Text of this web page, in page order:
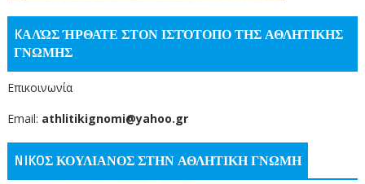
KΑΛΏΣ ΉΡΘΑΤΕ ΣΤΟΝ ΙΣΤΌΤΟΠΟ ΤΗΣ ΑΘΛΗΤΙΚΗΣ
ΓΝΩΜΗΣ
Επικοινωνία
Email: athlitikignomi@yahoo.gr
NIKOΣ ΚΟΥΛΙΑΝΟΣ ΣΤΗΝ ΑΘΛΗΤΙΚΗ ΓΝΩΜΗ